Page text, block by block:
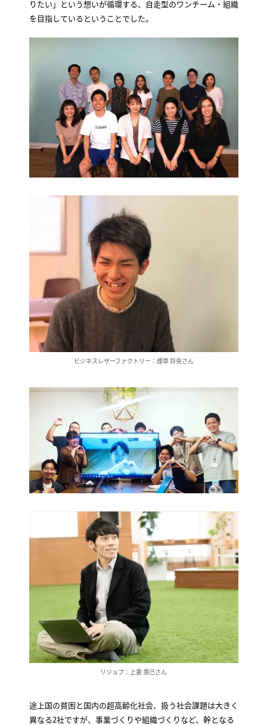
りたい」という想いが循環する、自走型のワンチーム・組織
を目指しているということでした。
ビジネスレザーファクトリー：煙草 将央さん
リジョブ：上妻 潤己さん
途上国の貧困と国内の超高齢化社会、扱う社会課題は大きく
異なる2社ですが、事業づくりや組織づくりなど、幹となる